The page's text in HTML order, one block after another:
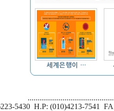
세계은행이 …
5430 H.P: (010)4213-7541